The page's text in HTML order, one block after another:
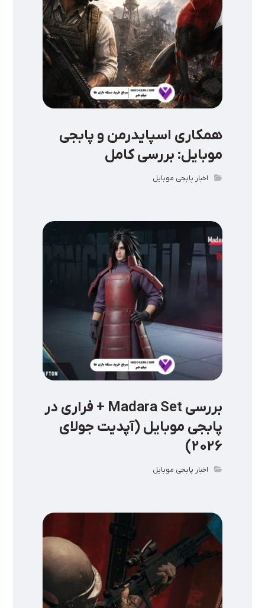
همکاری اسپایدرمن و پابجی
موبایل: بررسی کامل
اخبار پابجی موبایل
بررسی Madara Set + فراری در
پابجی موبایل (آپدیت جولای
2026)
اخبار پابجی موبایل